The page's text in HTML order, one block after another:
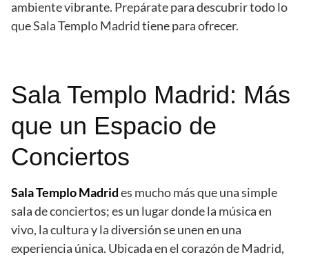
ambiente vibrante. Prepárate para descubrir todo lo
que Sala Templo Madrid tiene para ofrecer.
Sala Templo Madrid: Más
que un Espacio de
Conciertos
Sala Templo Madrides mucho más que una simple
sala de conciertos; es un lugar donde la música en
vivo, la cultura y la diversión se unen en una
experiencia única. Ubicada en el corazón de Madrid,